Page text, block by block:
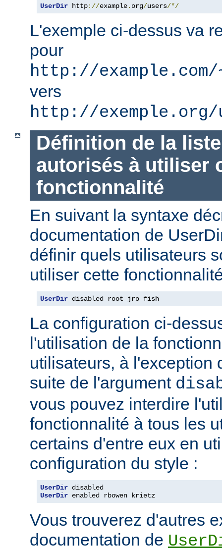
UserDir http://example. org/users/*/
L'exemple ci-dessus va
pour
http://example.com/
vers
http://exemple.org/
Définition de la
autorisés à utiliser
fonctionnalité
En suivant la syntaxe
documentation de
définir quels utilisateurs
utiliser cette
UserDir disabled root jro fish
La configuration ci-
l'utilisation de la
utilisateurs, à l'exception
suite de l'argument
vous pouvez interdire
fonctionnalité à tous les
certains d'entre eux en
configuration du style :
UserDir
UserDir enabled rbowen krietz
Vous trouverez d'autres
documentation de